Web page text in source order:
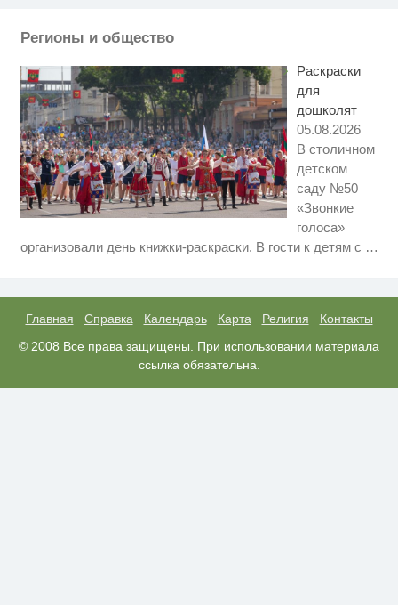
Регионы и общество
Раскраски
для
дошколят
05.08.2026
В столичном
детском
саду №50
«Звонкие
голоса»
организовали день книжки-раскраски. В гости к детям с …
Главная Справка Календарь Карта Религия
Контакты
© 2008 Все права защищены. При использовании материала
ссылка обязательна.
Смолов призвал российских
без слов! Пересмотрела 10 раз
i
Королева вагона отожгла! Видео
не оставит равнодушным